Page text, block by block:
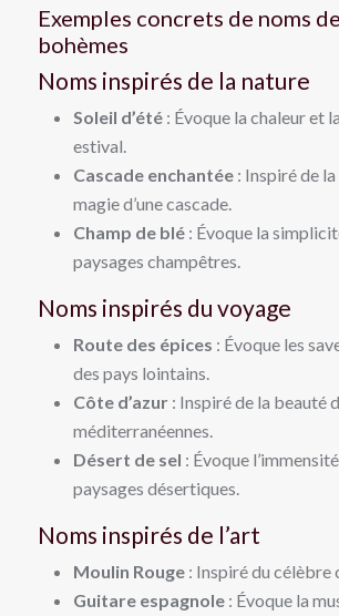
Exemples concrets de noms
bohèmes
Noms inspirés de la nature
Soleil d’été : Évoque la chaleur et
estival.
Cascade enchantée : Inspiré de
magie d’une cascade.
Champ de blé : Évoque la
paysages champêtres.
Noms inspirés du voyage
Route des épices : Évoque les
des pays lointains.
Côte d’azur : Inspiré de la beauté
méditerranéennes.
Désert de sel : Évoque
paysages désertiques.
Noms inspirés de l’art
Moulin Rouge : Inspiré du célèbre
Guitare espagnole : Évoque la